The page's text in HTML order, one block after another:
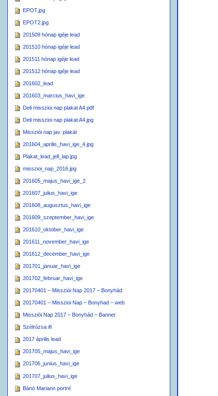
EPOT.jpg
EPOT2.jpg
201509 hónap igéje lead
201510 hónap igéje lead
201511 hónap igéje lead
201512 hónap igéje lead
201602_lead
201603_marcius_havi_ige
Deli misszioi nap plakat A4.pdf
Deli misszioi nap plakat A4.jpg
Missziói nap jav. plakát
201604_aprilis_havi_ige_4.jpg
Plakat_lead_jell_lap.jpg
misszioi_nap_2016.jpg
201605_majus_havi_ige_2
201607_julius_havi_ige
201608_augusztus_havi_ige
201609_szeptember_havi_ige
201610_oktober_havi_ige
201611_november_havi_ige
201612_december_havi_ige
201701_januar_havi_ige
201702_februar_havi_ige
20170401 – Missziói Nap 2017 – Bonyhád
20170401 – Misszioi Nap – Bonyhad – web
Missziói Nap 2017 – Bonyhád – Banner
Szélrózsa ifi
2017 április lead
201705_majus_havi_ige
201706_junius_havi_ige
201707_julius_havi_ige
Bánó Mariann portré